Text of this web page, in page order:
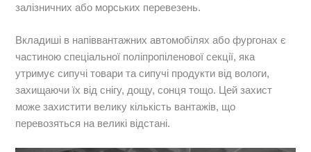
залізничних або морських перевезень.
Вкладиші в напіввантажних автомобілях або фургонах є
частиною спеціальної поліпропіленової секції, яка
утримує сипучі товари та сипучі продукти від вологи,
захищаючи їх від снігу, дощу, сонця тощо. Цей захист
може захистити велику кількість вантажів, що
перевозяться на великі відстані.